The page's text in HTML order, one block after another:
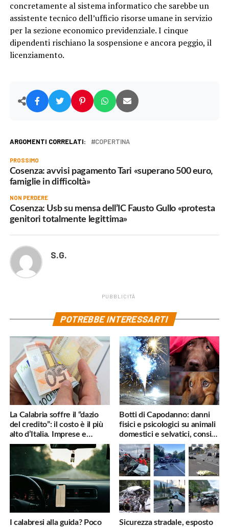
concretamente al sistema informatico che sarebbe un
assistente tecnico dell’ufficio risorse umane in servizio
per la sezione economico previdenziale. I cinque
dipendenti rischiano la sospensione e ancora peggio, il
licenziamento.
ARGOMENTI CORRELATI: COPERTINA
PROSSIMO
Cosenza: avvisi pagamento Tari «superano 500 euro,
famiglie in difficoltà»
NON PERDERE
Cosenza: Usb su mensa dell’IC Fausto Gullo «protesta
genitori totalmente legittima»
S.G.
PUBBLICITÀ
POTREBBE INTERESSARTI
La Calabria soffre il “dazio
del credito”: il costo è il più
alto d’Italia. Imprese e
famiglie penalizzate
Botti di Capodanno: danni
fisici e psicologici su animali
domestici e selvatici, consigli
utili
I calabresi alla guida? Poco
Sicurezza stradale, esposto